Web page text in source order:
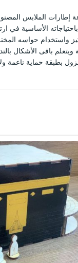
وبأبعاد ٣٠ * ٣٠ سم .. والتي تتميز
الأساسية في
واستخدام حواسه
ويتعلم باقى الأشكال
بطبقة حماية ناعمة